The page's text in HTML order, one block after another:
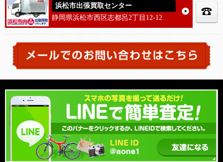
浜松市出張買取センター
静岡県浜松市西区志都呂2丁目12-12